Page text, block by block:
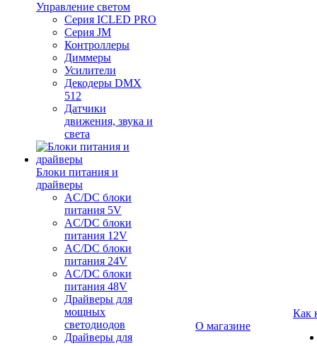
Управление светом
Серия ICLED PRO
Серия JM
Контроллеры
Диммеры
Усилители
Декодеры DMX
512
Датчики
движения, звука и
света
Блоки питания и
драйверы
AC/DC блоки
питания 5V
AC/DC блоки
питания 12V
AC/DC блоки
питания 24V
AC/DC блоки
питания 48V
Драйверы для
мощных
светодиодов
Драйверы для
О магазине
Как